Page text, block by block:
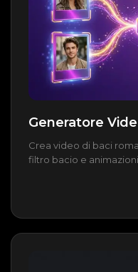
Generatore
Crea video di baci
filtro bacio e animazioni